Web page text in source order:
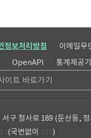
정보처리방침
이메일무
OpenAPI 통계제공
이트 바로가기
구 청사로 189 (둔산동,
(국번없이 )